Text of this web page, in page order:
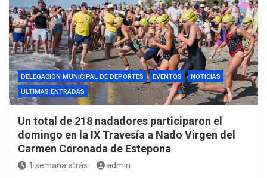
DELEGACIÓN MUNICIPAL DE DEPORTES EVENTOS
NOTICIAS
ULTIMAS ENTRADAS
Un total de 218 nadadores participaron el
domingo en la IX Travesía a Nado Virgen del
Carmen Coronada de Estepona
1 semana atrás admin